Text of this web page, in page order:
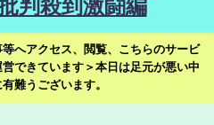
判殺到激闘編
へアクセス、閲覧、こちらのサービ
できています＞本日は足元が悪い中
難うございます。